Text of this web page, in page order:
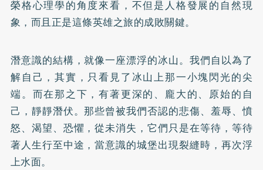
榮格心理學的角度來看，不但是人格發展的自然現
象，而且正是這條英雄之旅的成敗關鍵。
潛意識的結構，就像一座漂浮的冰山。我們自以為了
解自己，其實，只看見了冰山上那一小塊閃光的尖
端。而在那之下，有著更深的、龐大的、原始的自
己，靜靜潛伏。那些曾被我們否認的悲傷、羞辱、憤
怒、渴望、恐懼，從未消失，它們只是在等待，等待
著人生行至中途，當意識的城堡出現裂縫時，再次浮
上水面。